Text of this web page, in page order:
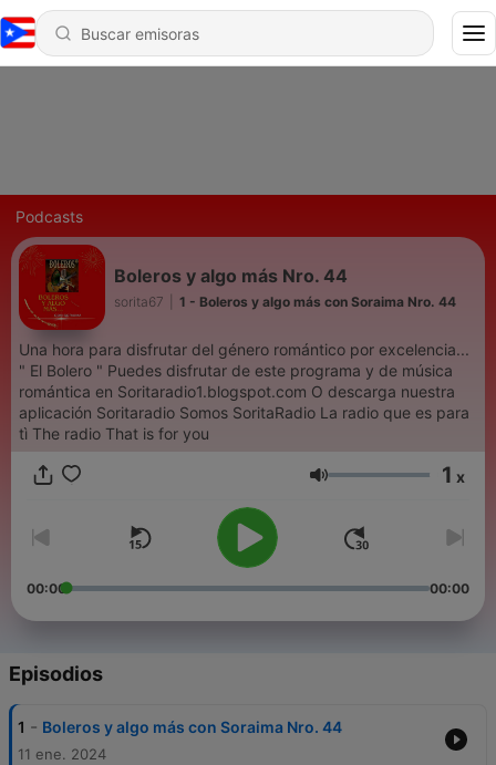
Podcasts
Boleros y algo más Nro. 44
sorita67 1 - Boleros y algo más con Soraima Nro. 44
Una hora para disfrutar del género romántico por excelencia...
" El Bolero " Puedes disfrutar de este programa y de música
romántica en Soritaradio1.blogspot.com O descarga nuestra
aplicación Soritaradio Somos SoritaRadio La radio que es para
tì The radio That is for you
Volumen 1 x
00:00 00:00
Episodios
1 - Boleros y algo más con Soraima Nro. 44
11 ene. 2024